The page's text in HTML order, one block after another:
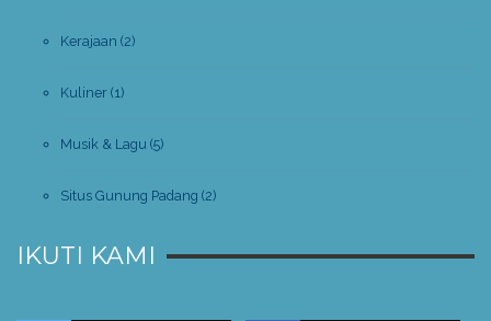
Kerajaan (2)
Kuliner (1)
Musik & Lagu (5)
Situs Gunung Padang (2)
IKUTI KAMI